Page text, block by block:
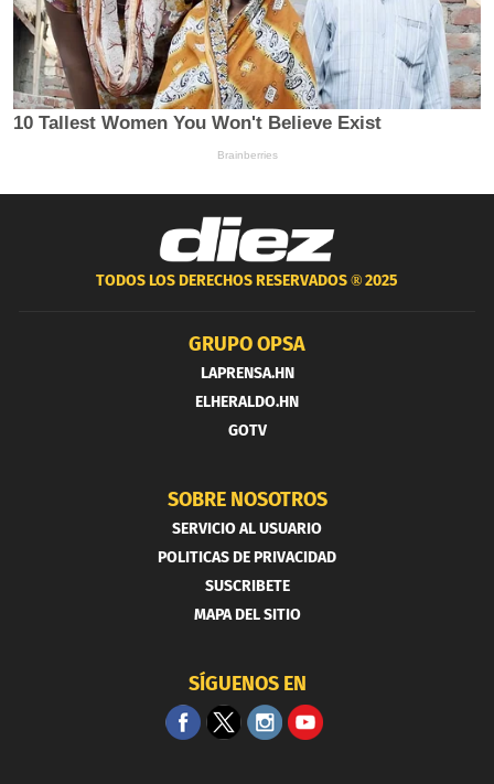
TODOS LOS DERECHOS RESERVADOS ®2025
GRUPO OPSA
LAPRENSA.HN
ELHERALDO.HN
GOTV
SOBRE NOSOTROS
SERVICIO AL USUARIO
POLITICAS DE PRIVACIDAD
SUSCRIBETE
MAPA DEL SITIO
SÍGUENOS EN